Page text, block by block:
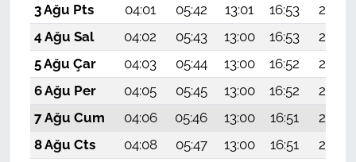
3 Ağu Pts
04:01 05:42 13:01 16:53
20:09
4 Ağu Sal
04:02 05:43 13:00 16:53
20:08
5 Ağu Çar
04:03 05:44 13:00 16:52
20:07
6 Ağu Per
04:05 05:45 13:00 16:52
20:06
7 Ağu Cum
04:06 05:46 13:00 16:51
20:05
8 Ağu Cts
04:08 05:47 13:00 16:51
20:04